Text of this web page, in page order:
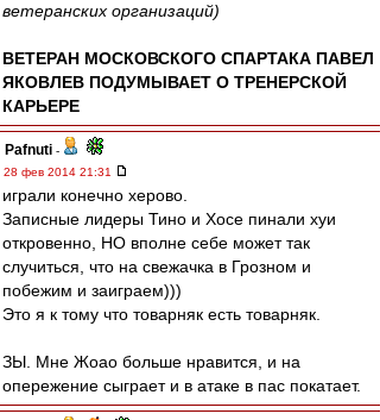
ветеранских организаций)
ВЕТЕРАН МОСКОВСКОГО СПАРТАКА ПАВЕЛ
ЯКОВЛЕВ ПОДУМЫВАЕТ О ТРЕНЕРСКОЙ
КАРЬЕРЕ
Pafnuti -
28 фев 2014 21:31
играли конечно херово.
Записные лидеры Тино и Хосе пинали хуи
откровенно, НО вполне себе может так
случиться, что на свежачка в Грозном и
побежим и заиграем)))
Это я к тому что товарняк есть товарняк.
ЗЫ. Мне Жоао больше нравится, и на
опережение сыграет и в атаке в пас покатает.